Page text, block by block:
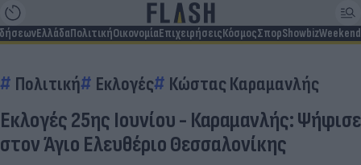
ΕλλάδαΠολιτικήΟικονομίαΕπιχειρήσειςΚόσμοςΣπορShowbizWeekend
Πολιτική Εκλογές Κώστας Καραμανλής
Εκλογές 25ης Ιουνίου - Καραμανλής: Ψήφισε
στον Άγιο Ελευθέριο Θεσσαλονίκης